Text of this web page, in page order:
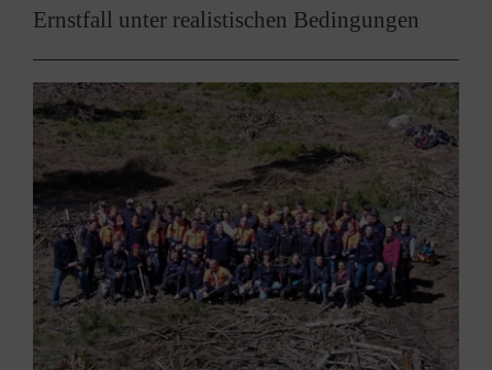
Ernstfall unter realistischen Bedingungen